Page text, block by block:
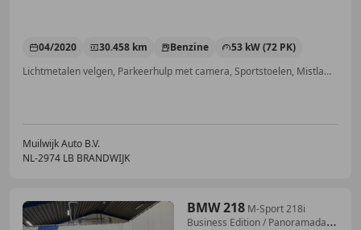
04/2020 30.458 km Benzine
53 kW (72 PK)
Lichtmetalen velgen, Parkeerhulp met camera, Sportstoelen, Mistlampen, Elektrische ramen, Parkeerhulp achter, Isofix, Android Auto
Muilwijk Auto B.V.
NL-2974 LB BRANDWIJK
BMW 218 M-Sport 218i
Business Edition / Panoramadak /